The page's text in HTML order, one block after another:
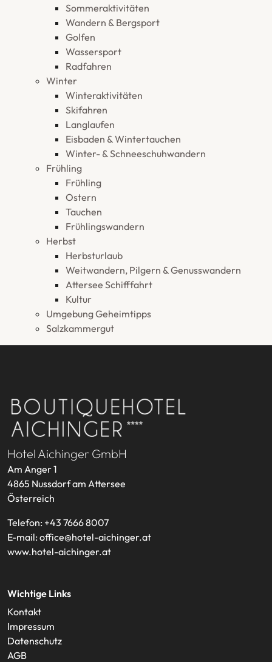
Sommeraktivitäten
Wandern & Bergsport
Golfen
Wassersport
Radfahren
Winter
Winteraktivitäten
Skifahren
Langlaufen
Eisbaden & Wintertauchen
Winter- & Schneeschuhwandern
Frühling
Frühling
Ostern
Tauchen
Frühlingswandern
Herbst
Herbsturlaub
Weitwandern, Pilgern & Genusswandern
Attersee Schifffahrt
Kultur
Umgebung Geheimtipps
Salzkammergut
Hotel Aichinger GmbH
Am Anger 1
4865 Nussdorf am Attersee
Österreich
Telefon: +43 7666 8007
E-mail: office@hotel-aichinger.at
www.hotel-aichinger.at
Wichtige Links
Kontakt
Impressum
Datenschutz
AGB